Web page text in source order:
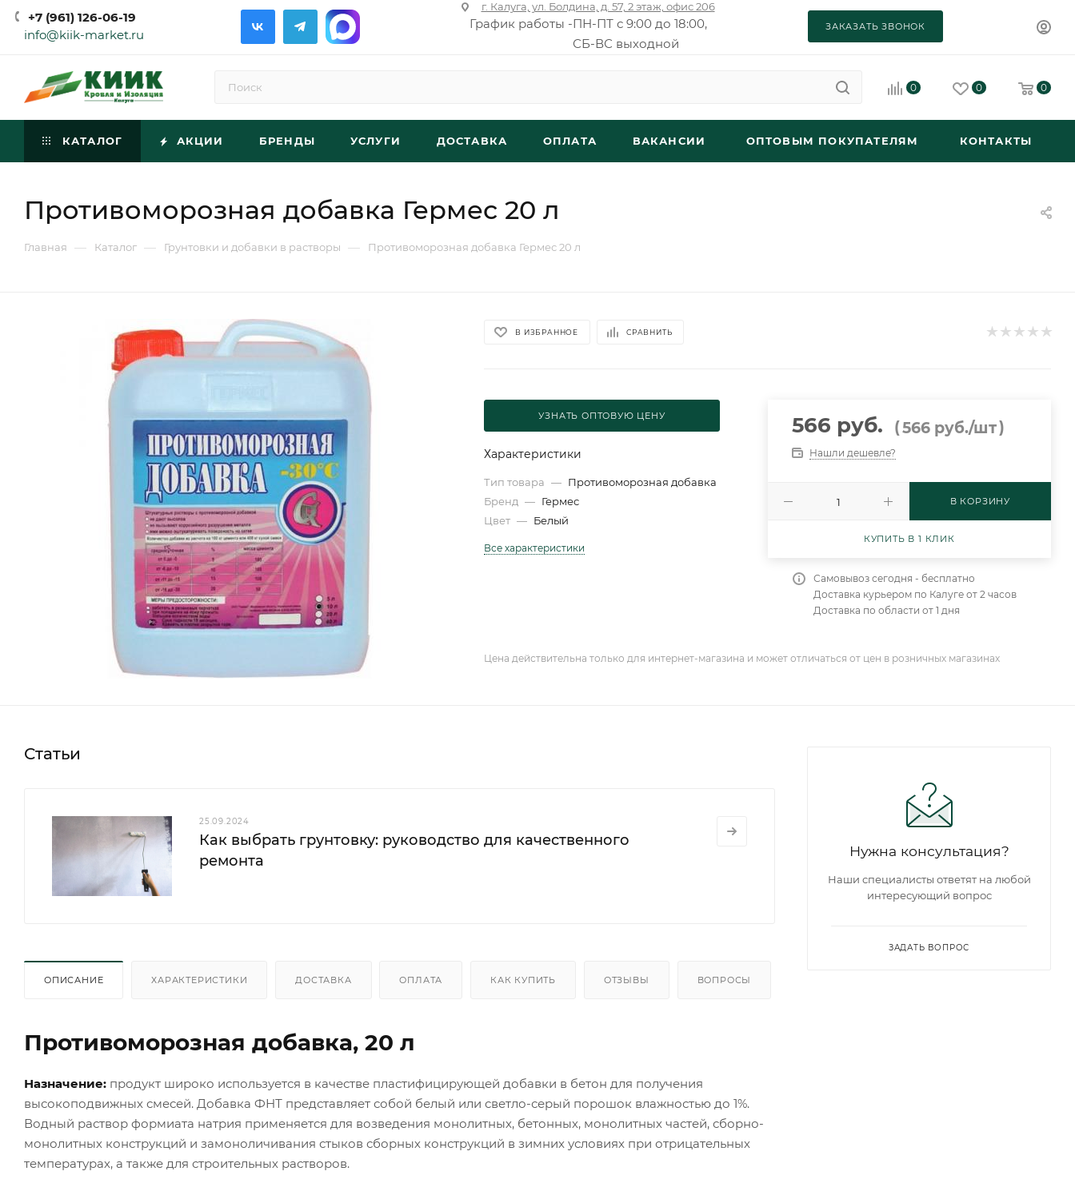
+7 (961) 126-06-19
info@kiik-market.ru
г. Калуга, ул. Болдина, д. 57, 2 этаж, офис 206
График работы -ПН-ПТ с 9:00 до 18:00,
СБ-ВС выходной
ЗАКАЗАТЬ ЗВОНОК
0 0 0
КАТАЛОГ АКЦИИ БРЕНДЫ УСЛУГИ ДОСТАВКА ОПЛАТА ВАКАНСИИ ОПТОВЫМ ПОКУПАТЕЛЯМ КОНТАКТЫ
Противоморозная добавка Гермес 20 л
Главная — Каталог — Грунтовки и добавки в растворы — Противоморозная добавка Гермес 20 л
В ИЗБРАННОЕ СРАВНИТЬ
УЗНАТЬ ОПТОВУЮ ЦЕНУ
Характеристики
Тип товара — Противоморозная добавка
Бренд — Гермес
Цвет — Белый
Все характеристики
566 руб. (566руб./шт)
Нашли дешевле?
В КОРЗИНУ
КУПИТЬ В 1 КЛИК
Самовывоз сегодня - бесплатно
Доставка курьером по Калуге от 2 часов
Доставка по области от 1 дня
Цена действительна только для интернет-магазина и может отличаться от цен в розничных магазинах
Статьи
25.09.2024
Как выбрать грунтовку: руководство для качественного
ремонта
ОПИСАНИЕ ХАРАКТЕРИСТИКИ ДОСТАВКА ОПЛАТА КАК КУПИТЬ ОТЗЫВЫ ВОПРОСЫ
Противоморозная добавка, 20 л
Назначение: продукт широко используется в качестве пластифицирующей добавки в бетон для получения
высокоподвижных смесей. Добавка ФНТ представляет собой белый или светло-серый порошок влажностью до 1%.
Водный раствор формиата натрия применяется для возведения монолитных, бетонных, монолитных частей, сборно-
монолитных конструкций и замоноличивания стыков сборных конструкций в зимних условиях при отрицательных
температурах, а также для строительных растворов.
Нужна консультация?
Наши специалисты ответят на любой
интересующий вопрос
ЗАДАТЬ ВОПРОС